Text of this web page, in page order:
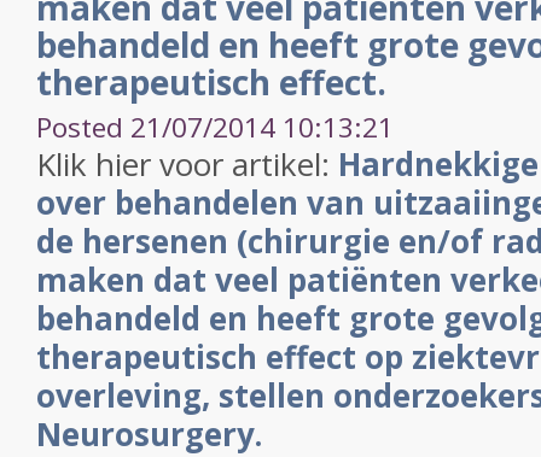
behandeld en heeft grote
therapeutisch effect.
Posted 21/07/2014 10:13:21
Klik hier voor artikel:
over behandelen van
de hersenen (chirurgie en/of
maken dat veel patiënten
behandeld en heeft grote
therapeutisch effect op
overleving, stellen
Neurosurgery.